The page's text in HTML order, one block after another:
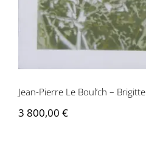
Jean-Pierre Le Boul’ch – Brigitte
3 800,00 €